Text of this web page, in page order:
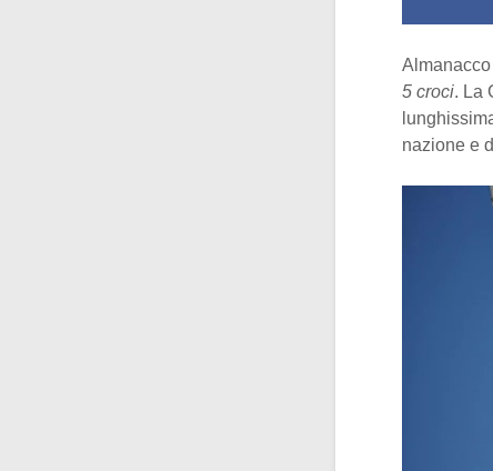
Almanacco
5 croci. La
nazione e